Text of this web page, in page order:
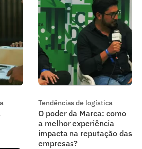
Tendências de logística
O poder da Marca: como
a melhor experiência
impacta na reputação das
empresas?